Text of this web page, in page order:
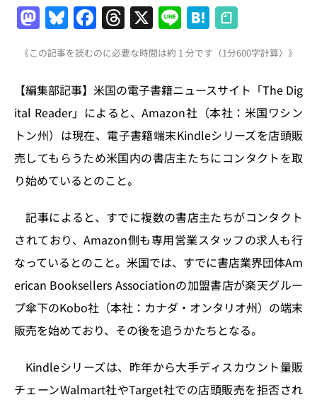
M
a
st
o
d
o
n
Bl
u
e
s
k
y
F
a
c
e
b
o
o
k
T
h
re
a
d
s
X Li
n
e
H
at
e
n
a
《この記事を読むのに必要な時間は約 1 分です（1分600字計算）》
【編集部記事】米国の電子書籍ニュースサイト「The Dig
ital Reader」によると、Amazon社（本社：米国ワシン
トン州）は現在、電子書籍端末Kindleシリーズを店頭販
売してもらうため米国内の書店主たちにコンタクトを取
り始めているとのこと。
記事によると、すでに複数の書店主たちがコンタクト
されており、Amazon側も専用営業スタッフの求人も行
なっているとのこと。米国では、すでに書店業界団体Am
erican Booksellers Associationの加盟書店が楽天グルー
プ傘下のKobo社（本社：カナダ・オンタリオ州）の端末
販売を始めており、その後を追うかたちとなる。
Kindleシリーズは、昨年から大手ディスカウント量販
チェーンWalmart社やTarget社での店頭販売を拒否され